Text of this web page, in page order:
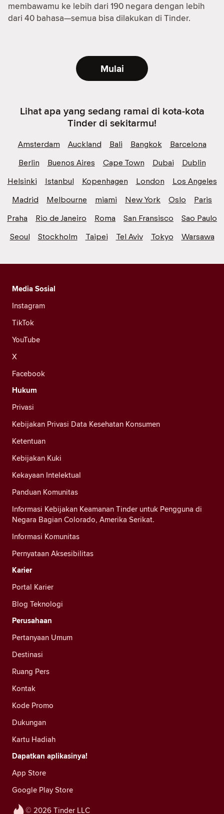
membawamu ke lebih dari 190 negara dengan lebih
dari 40 bahasa—semua bisa dilakukan di Tinder.
Mulai
Lihat apa yang sedang ramai di kota-kota
Tinder di sekitarmu!
Amsterdam Auckland Bali Bangkok
Barcelona
Berlin
Buenos Aires Cape Town Dubai
Dublin
Helsinki
Istanbul Kopenhagen London
Los Angeles
Madrid
Melbourne miami New York Oslo
Paris
Praha
Rio de Janeiro Roma San Fransisco
Sao Paulo
Seoul
Stockholm Taipei Tel Aviv Tokyo Warsawa
© 2026 Tinder LLC
Media Sosial
Instagram
TikTok
YouTube
X
Facebook
Hukum
Privasi
Kebijakan Privasi Data Kesehatan Konsumen
Ketentuan
Kebijakan Kuki
Kekayaan Intelektual
Panduan Komunitas
Informasi Kebijakan Keamanan Tinder untuk Pengguna di
Negara Bagian Colorado, Amerika Serikat.
Informasi Komunitas
Pernyataan Aksesibilitas
Karier
Portal Karier
Blog Teknologi
Perusahaan
Pertanyaan Umum
Destinasi
Ruang Pers
Kontak
Kode Promo
Dukungan
Kartu Hadiah
Dapatkan aplikasinya!
App Store
Google Play Store